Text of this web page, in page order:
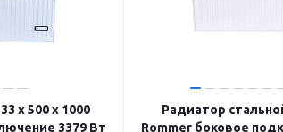
х 500 х 1000
3379 Вт
Радиатор
Rommer боковое